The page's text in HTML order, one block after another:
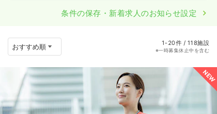
条件の保存・新着求人のお知らせ設定
1-20件 / 118施設
※一時募集休止中を含む
NEW